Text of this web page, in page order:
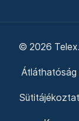
© 2026
Átláthatóság